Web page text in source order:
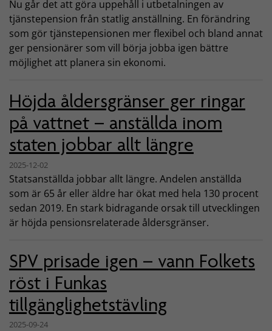
Nu går det att göra uppehåll i utbetalningen av
tjänstepension från statlig anställning. En förändring
som gör tjänstepensionen mer flexibel och bland annat
ger pensionärer som vill börja jobba igen bättre
möjlighet att planera sin ekonomi.
Höjda åldersgränser ger ringar
på vattnet – anställda inom
staten jobbar allt längre
2025-12-02
Statsanställda jobbar allt längre. Andelen anställda
som är 65 år eller äldre har ökat med hela 130 procent
sedan 2019. En stark bidragande orsak till utvecklingen
är höjda pensionsrelaterade åldersgränser.
SPV prisade igen – vann Folkets
röst i Funkas
tillgänglighetstävling
2025-09-24